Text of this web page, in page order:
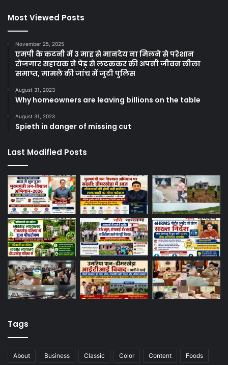
Most Viewed Posts
November 25, 2025
एमपी के कटनी में 3 माह से मानदेय ना मिलने से परेशान
रोजगार सहायक ने पेड़ से लटककर की अपनी जीवन लीला
समाप्त, मामले की जांच में जुटी पुलिस
August 31, 2023
Why homeowners are leaving billions on the table
August 31, 2023
Spieth in danger of missing cut
Last Modified Posts
Tags
About Business Classic Color Content Foods